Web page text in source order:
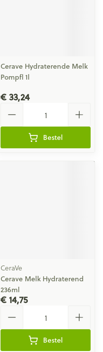
Cerave Hydraterende Melk
Pompfl 1l
€ 33,24
Bestel
CeraVe
Cerave Melk Hydraterend
236ml
€ 14,75
Bestel